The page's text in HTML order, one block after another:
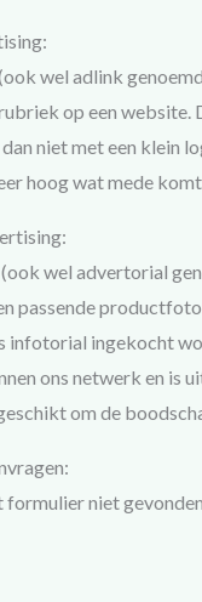
wel adlink
op een
niet met een klein
hoog wat mede
wel advertorial
passende
infotorial ingekocht
ons netwerk en is
om de
formulier niet